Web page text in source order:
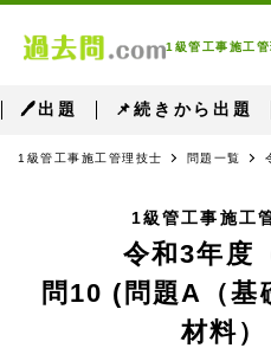
1級管工事施工管
🖊出題 📌続きから出題
1級管工事施工管理技士 問題一覧
1級管工事施工
令和3年度
問10 (問題A（基
材料